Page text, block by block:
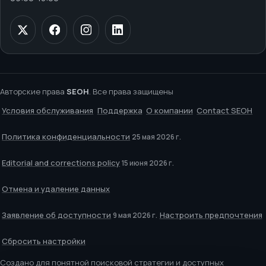
Авторские права SEOH. Все права защищены
Условия обслуживания Поддержка О компании Contact SEOH
Политика конфиденциальности 25 мая 2026 г.
Editorial and corrections policy 15 июня 2026 г.
Отмена и удаление данных
Заявление об доступности 9 мая 2026 г. Настроить предпочтения
Сбросить настройки
Создано для понятной поисковой стратегии и доступных